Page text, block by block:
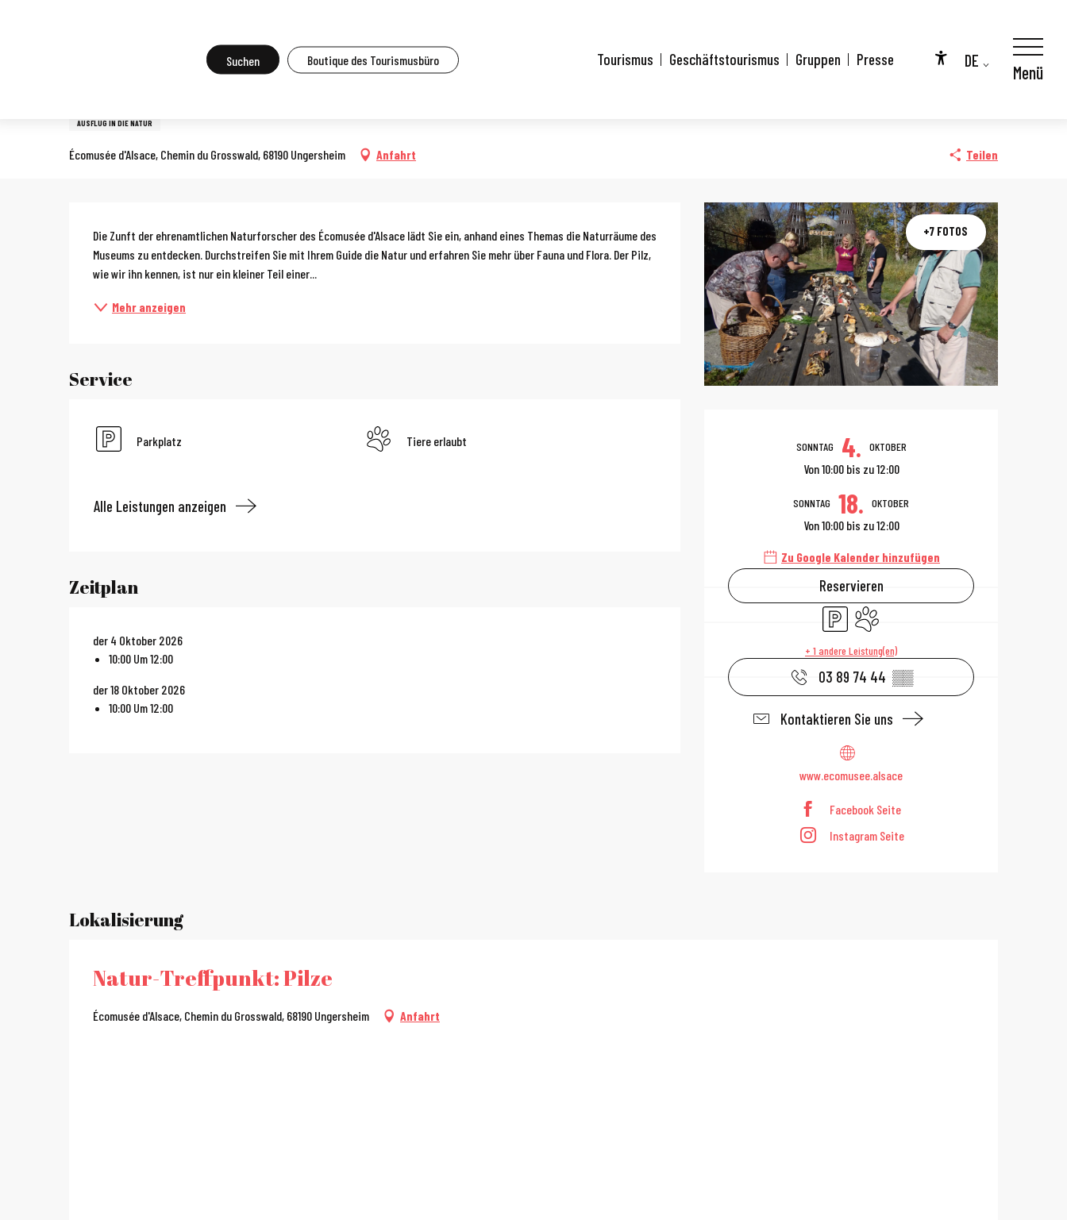
Boutique des Tourismusbüro
Accessibilité
Suche DE
Tourismus Geschäftstourismus Gruppen Presse
Menü
Sonntag 4. oktober von 10:00 bis zu 12:00 / Sonntag 18. oktober von 10:00 bis zu 12:00
AUSFLUG IN DIE NATUR
Écomusée d'Alsace, Chemin du Grosswald, 68190 Ungersheim Anfahrt Teilen
+7 FOTOS
Öffnungszeiten
SONNTAG 4. OKTOBER
Von 10:00 bis zu 12:00
SONNTAG 18. OKTOBER
Von 10:00 bis zu 12:00
Zu Google Kalender hinzufügen
Reservieren
ParkplatzTiere erlaubt
+ 1 andere Leistung(en)
03 89 74 44 ▒▒
Kontaktieren Sie uns
www.ecomusee.alsace
Facebook Seite
Instagram Seite
Beschreibung
Die Zunft der ehrenamtlichen Naturforscher des Écomusée d'Alsace lädt Sie ein, anhand eines Themas die Naturräume des
Museums zu entdecken. Durchstreifen Sie mit Ihrem Guide die Natur und erfahren Sie mehr über Fauna und Flora. Der Pilz,
wie wir ihn kennen, ist nur ein kleiner Teil einer...
Mehr anzeigen
Service
Parkplatz Tiere erlaubt
Alle Leistungen anzeigen
Zeitplan
der 4 Oktober 2026
10:00 Um 12:00
der 18 Oktober 2026
10:00 Um 12:00
Lokalisierung
Natur-Treffpunkt: Pilze
Écomusée d'Alsace, Chemin du Grosswald, 68190 Ungersheim Anfahrt